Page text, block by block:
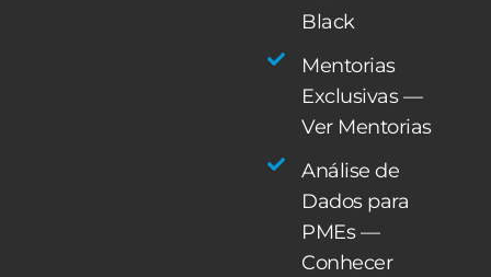
Black
Mentorias
Exclusivas —
Ver Mentorias
Análise de
Dados para
PMEs —
Conhecer